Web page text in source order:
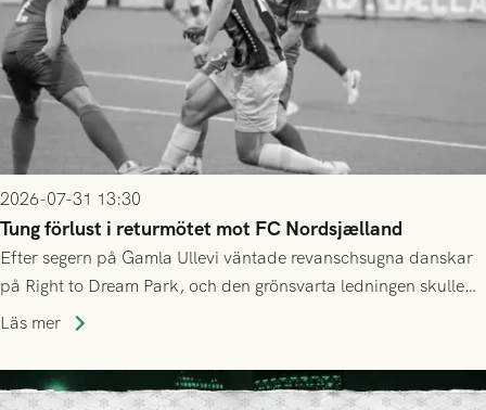
2026-07-31 13:30
Tung förlust i returmötet mot FC Nordsjælland
Efter segern på Gamla Ullevi väntade revanschsugna danskar
på Right to Dream Park, och den grönsvarta ledningen skulle
upphöra efter mindre än kvarten spelad. På lika mark visade
tennissiffror och det grönsvarta europaäventyret tog slut.
Läs mer